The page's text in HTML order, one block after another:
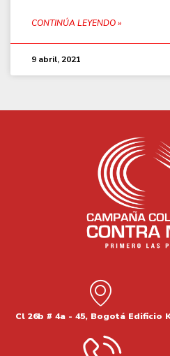
CONTINÚA LEYENDO »
9 abril, 2021
Cl 26b # 4a - 45, Bogotá Edificio